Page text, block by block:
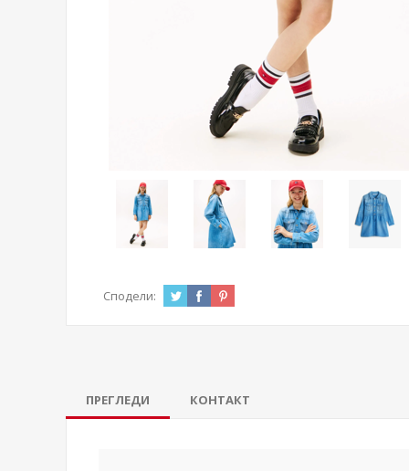
Сподели:
ПРЕГЛЕДИ КОНТАКТ